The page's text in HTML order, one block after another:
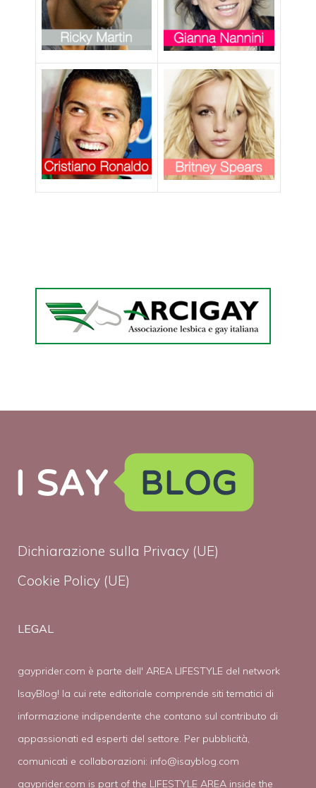
Dichiarazione sulla Privacy (UE)
Cookie Policy (UE)
LEGAL
gayprider.com è parte dell' AREA LIFESTYLE del network
IsayBlog! la cui rete editoriale comprende siti tematici di
informazione indipendente che contano sul contributo di
appassionati ed esperti del settore. Per pubblicità,
comunicati e collaborazioni: info@isayblog.com
gayprider.com is part of the LIFESTYLE AREA inside the